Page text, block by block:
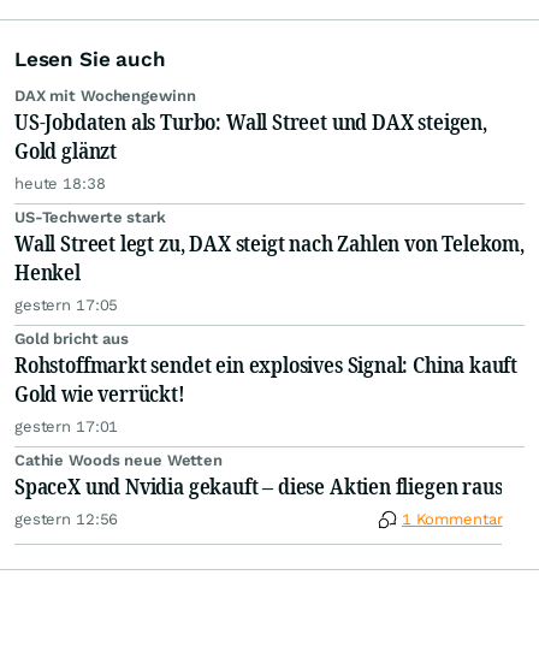
Lesen Sie auch
DAX mit Wochengewinn
US-Jobdaten als Turbo: Wall Street und DAX steigen,
Gold glänzt
heute 18:38
US-Techwerte stark
Wall Street legt zu, DAX steigt nach Zahlen von Telekom,
Henkel
gestern 17:05
Gold bricht aus
Rohstoffmarkt sendet ein explosives Signal: China kauft
Gold wie verrückt!
gestern 17:01
Cathie Woods neue Wetten
SpaceX und Nvidia gekauft – diese Aktien fliegen raus
gestern 12:56 1 Kommentar